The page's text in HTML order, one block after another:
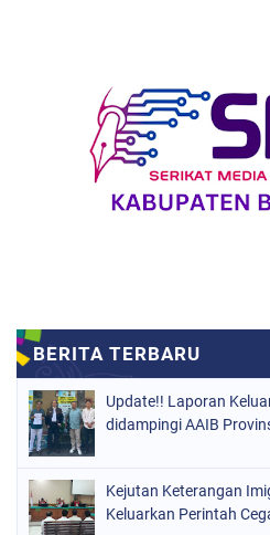
Update!! Laporan
didampingi AAIB
Kejutan Keterangan
Keluarkan Perintah